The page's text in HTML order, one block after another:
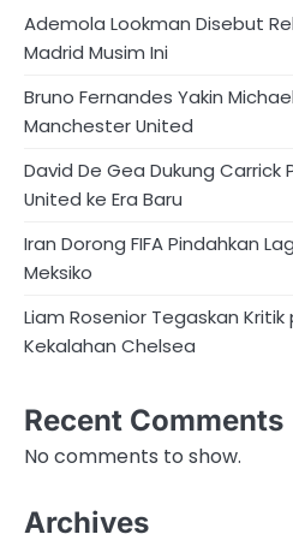
Ademola Lookman Disebut
Madrid Musim Ini
Bruno Fernandes Yakin
Manchester United
David De Gea Dukung
United ke Era Baru
Iran Dorong FIFA Pindahkan
Meksiko
Liam Rosenior Tegaskan
Kekalahan Chelsea
Recent Comments
No comments to show.
Archives